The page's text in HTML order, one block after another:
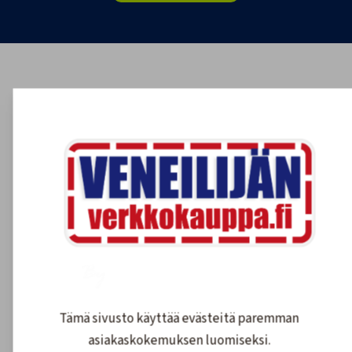
Asiakkaidemme kokemuksia
Tämä sivusto käyttää evästeitä paremman
asiakaskokemuksen luomiseksi.